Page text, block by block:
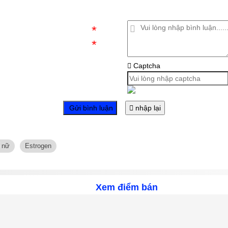
*
*
Captcha
Gửi bình luận nhập lại
nữ Estrogen
Xem điểm bán